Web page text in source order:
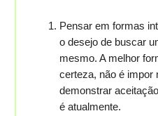
Pensar em formas
o desejo de buscar
mesmo. A melhor
certeza, não é impor
demonstrar
é atualmente.